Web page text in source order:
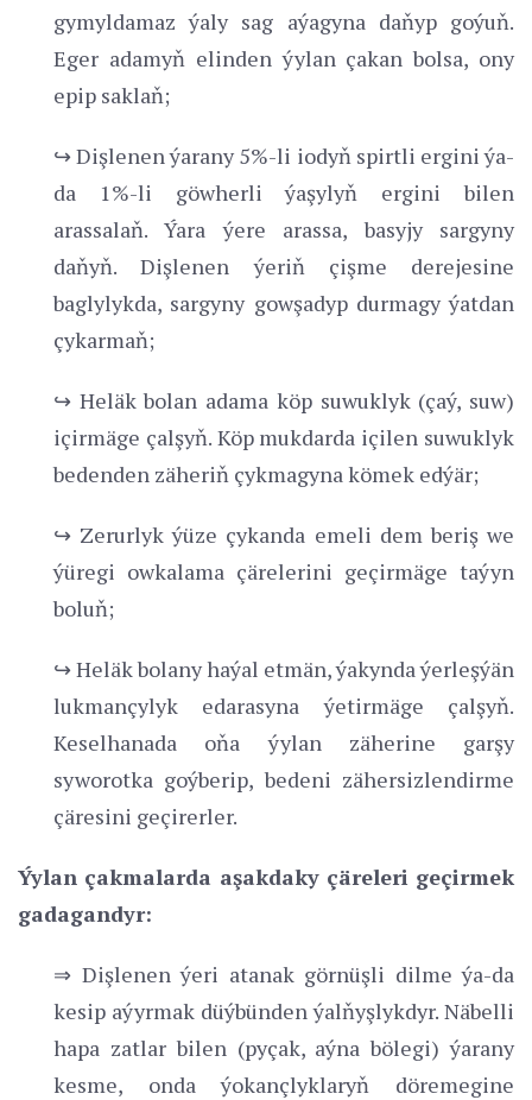
gymyldamaz ýaly sag aýagyna daňyp goýuň.
Eger adamyň elinden ýylan çakan bolsa, ony
epip saklaň;
↪ Dişlenen ýarany 5%-li iodyň spirtli ergini ýa-
da 1%-li göwherli ýaşylyň ergini bilen
arassalaň. Ýara ýere arassa, basyjy sargyny
daňyň. Dişlenen ýeriň çişme derejesine
baglylykda, sargyny gowşadyp durmagy ýatdan
çykarmaň;
↪ Heläk bolan adama köp suwuklyk (çaý, suw)
içirmäge çalşyň. Köp mukdarda içilen suwuklyk
bedenden zäheriň çykmagyna kömek edýär;
↪ Zerurlyk ýüze çykanda emeli dem beriş we
ýüregi owkalama çärelerini geçirmäge taýyn
boluň;
↪ Heläk bolany haýal etmän, ýakynda ýerleşýän
lukmançylyk edarasyna ýetirmäge çalşyň.
Keselhanada oňa ýylan zäherine garşy
syworotka goýberip, bedeni zähersizlendirme
çäresini geçirerler.
Ýylan çakmalarda aşakdaky çäreleri geçirmek
gadagandyr:
⇒ Dişlenen ýeri atanak görnüşli dilme ýa-da
kesip aýyrmak düýbünden ýalňyşlykdyr. Näbelli
hapa zatlar bilen (pyçak, aýna bölegi) ýarany
kesme, onda ýokançlyklaryň döremegine